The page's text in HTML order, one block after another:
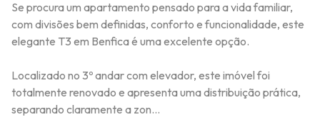
Se procura um apartamento pensado para a vida familiar,
com divisões bem definidas, conforto e funcionalidade, este
elegante T3 em Benfica é uma excelente opção.
Localizado no 3º andar com elevador, este imóvel foi
totalmente renovado e apresenta uma distribuição prática,
separando claramente a zon...